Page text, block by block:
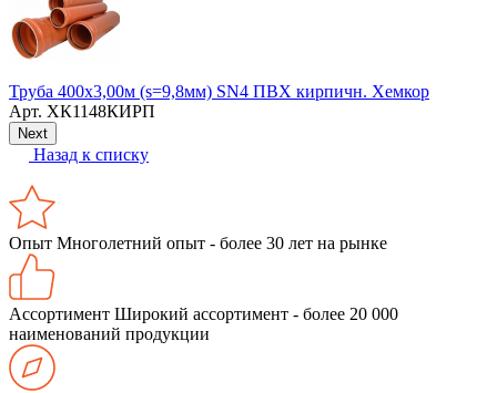
Труба 400х3,00м (s=9,8мм) SN4 ПВХ кирпичн. Хемкор
Арт. ХК1148КИРП
Next
Назад к списку
Опыт Многолетний опыт - более 30 лет на рынке
Ассортимент Широкий ассортимент - более 20 000
наименований продукции